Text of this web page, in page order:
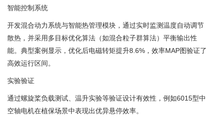
智能控制系统
开发混合动力系统与智能热管理模块，通过实时监测温度自动调节
散热，并采用多目标优化算法（如混合粒子群算法）平衡输出性
能。典型案例显示，优化后电磁转矩提升8.6%，效率MAP图验证了
高效运行区间。 ‌
实验验证
通过螺旋桨负载测试、温升实验等验证设计有效性，例如6015型中
空轴电机在植保场景中表现出优异悬停效率。 ‌